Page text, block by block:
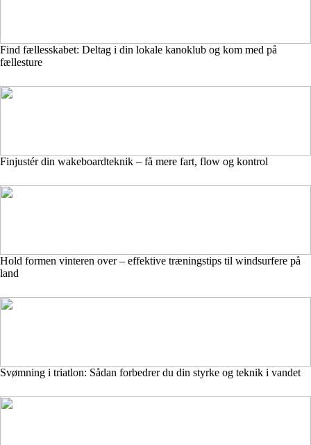
Find fællesskabet: Deltag i din lokale kanoklub og kom med på
fællesture
Finjustér din wakeboardteknik – få mere fart, flow og kontrol
Hold formen vinteren over – effektive træningstips til windsurfere på
land
Svømning i triatlon: Sådan forbedrer du din styrke og teknik i vandet